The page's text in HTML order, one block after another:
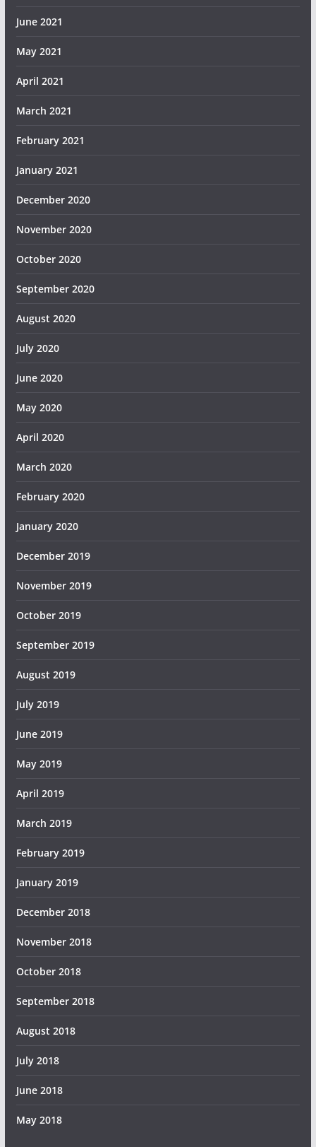
June 2021
May 2021
April 2021
March 2021
February 2021
January 2021
December 2020
November 2020
October 2020
September 2020
August 2020
July 2020
June 2020
May 2020
April 2020
March 2020
February 2020
January 2020
December 2019
November 2019
October 2019
September 2019
August 2019
July 2019
June 2019
May 2019
April 2019
March 2019
February 2019
January 2019
December 2018
November 2018
October 2018
September 2018
August 2018
July 2018
June 2018
May 2018